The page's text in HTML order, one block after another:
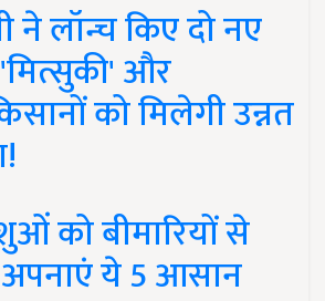
लॉन्च किए दो नए
और
को मिलेगी उन्नत
को बीमारियों से
ये 5 आसान